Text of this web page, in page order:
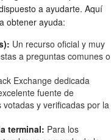
a ayudarte. Aquí
obtener ayuda:
Un recurso oficial y muy
a preguntas comunes o
Exchange dedicada
fuente de
y verificadas por la
terminal: Para los